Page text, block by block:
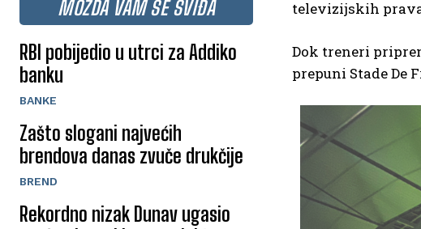
MOŽDA VAM SE SVIĐA
RBI pobijedio u utrci za Addiko
banku
BANKE
Zašto slogani najvećih
brendova danas zvuče drukčije
BREND
Rekordno nizak Dunav ugasio
televizijskih
Dok treneri
prepuni Stade De